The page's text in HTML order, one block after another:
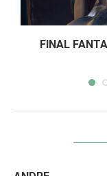
FINAL